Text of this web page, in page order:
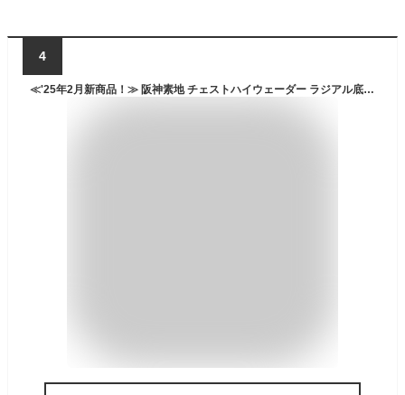
4
≪'25年2月新商品！≫ 阪神素地 チェストハイウェーダー ラジアル底 BC-122 グレー Lサイズ